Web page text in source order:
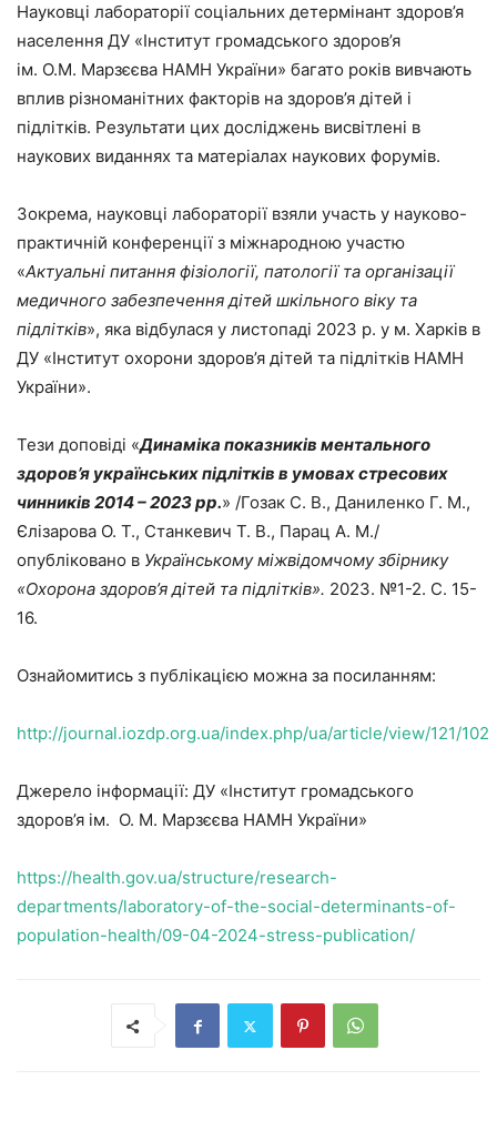
Науковці лабораторії соціальних детермінант здоров’я
населення ДУ «Інститут громадського здоров’я
ім. О.М. Марзєєва НАМН України» багато років вивчають
вплив різноманітних факторів на здоров’я дітей і
підлітків. Результати цих досліджень висвітлені в
наукових виданнях та матеріалах наукових форумів.
Зокрема, науковці лабораторії взяли участь у науково-
практичній конференції з міжнародною участю
«Актуальні питання фізіології, патології та організації
медичного забезпечення дітей шкільного віку та
підлітків», яка відбулася у листопаді 2023 р. у м. Харків в
ДУ «Інститут охорони здоров’я дітей та підлітків НАМН
України».
Тези доповіді «Динаміка показників ментального
здоров’я українських підлітків в умовах стресових
чинників 2014 – 2023 рр.» /Гозак С. В., Даниленко Г. М.,
Єлізарова О. Т., Станкевич Т. В., Парац А. М./
опубліковано в Українському міжвідомчому збірнику
«Охорона здоров’я дітей та підлітків». 2023. №1-2. С. 15-
16.
Ознайомитись з публікацією можна за посиланням:
http://journal.iozdp.org.ua/index.php/ua/article/view/121/102
Джерело інформації: ДУ «Інститут громадського
здоров’я ім. О. М. Марзєєва НАМН України»
https://health.gov.ua/structure/research-
departments/laboratory-of-the-social-determinants-of-
population-health/09-04-2024-stress-publication/